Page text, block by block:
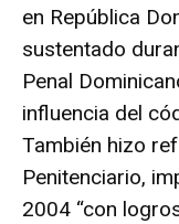
en República
sustentado
Penal
influencia del
También hizo
Penitenciario,
2004 “con